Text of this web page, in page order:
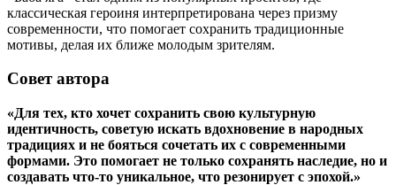
классическая героиня интерпретирована через призму
современности, что помогает сохранить традиционные
мотивы, делая их ближе молодым зрителям.
Совет автора
«Для тех, кто хочет сохранить свою культурную
идентичность, советую искать вдохновение в народных
традициях и не бояться сочетать их с современными
формами. Это помогает не только сохранять наследие, но и
создавать что-то уникальное, что резонирует с эпохой.»